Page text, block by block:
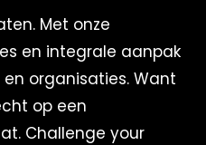
Met onze
en integrale aanpak
organisaties. Want
op een
Challenge your